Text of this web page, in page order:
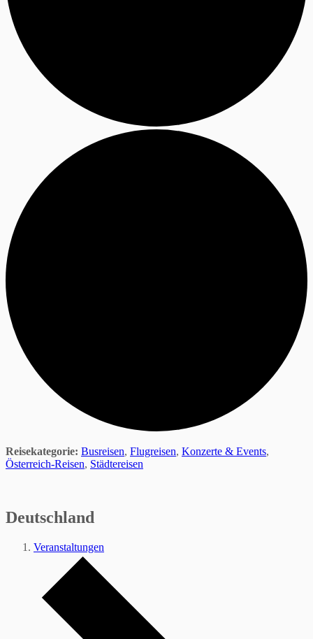
Reisekategorie: Busreisen, Flugreisen, Konzerte & Events,
Österreich-Reisen, Städtereisen
Deutschland
Veranstaltungen